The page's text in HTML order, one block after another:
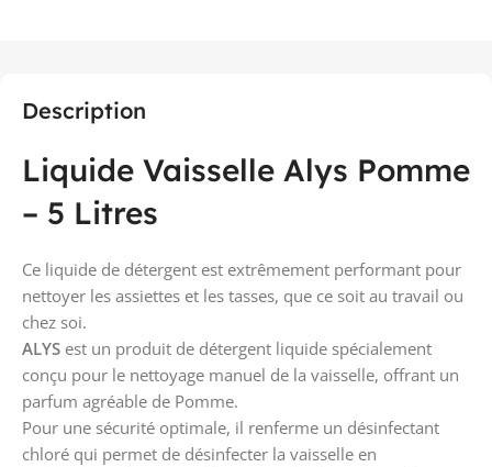
Description
Liquide Vaisselle Alys Pomme
– 5 Litres
Ce liquide de détergent est extrêmement performant pour
nettoyer les assiettes et les tasses, que ce soit au travail ou
chez soi.
ALYS est un produit de détergent liquide spécialement
conçu pour le nettoyage manuel de la vaisselle, offrant un
parfum agréable de Pomme.
Pour une sécurité optimale, il renferme un désinfectant
chloré qui permet de désinfecter la vaisselle en